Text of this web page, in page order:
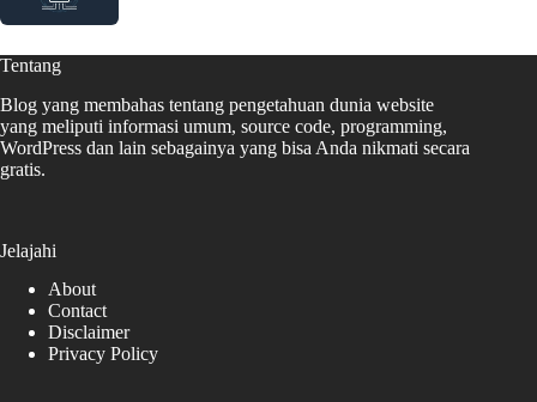
Tentang
Blog yang membahas tentang pengetahuan dunia website
yang meliputi informasi umum, source code, programming,
WordPress dan lain sebagainya yang bisa Anda nikmati secara
gratis.
Jelajahi
About
Contact
Disclaimer
Privacy Policy